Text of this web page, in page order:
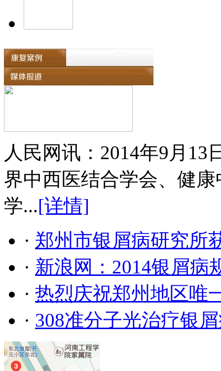
人民网讯：2014年9月
界中西医结合学会、健
学...[详情]
· 郑州市银屑病研究所
· 新浪网：2014银屑病
· 热烈庆祝郑州地区唯
· 308准分子光治疗银